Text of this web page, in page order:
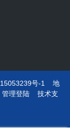
号-1
地
管理登陆技术支